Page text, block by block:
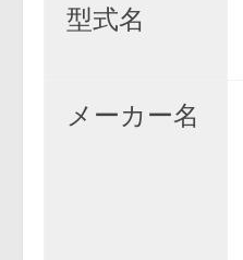
型式名
メーカー名